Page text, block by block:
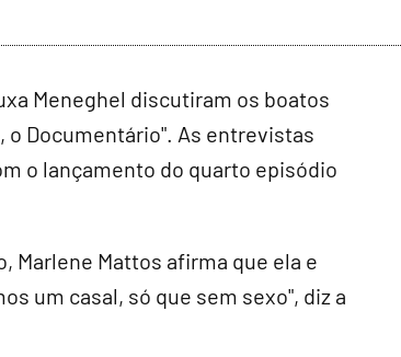
Meneghel discutiram os boatos
o Documentário". As entrevistas
o lançamento do quarto episódio
Marlene Mattos afirma que ela e
um casal, só que sem sexo", diz a